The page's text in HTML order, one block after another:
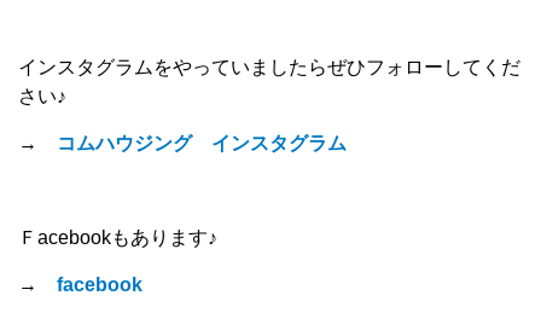
インスタグラムをやっていましたらぜひフォローしてくだ
さい♪
→ コムハウジング インスタグラム
Ｆacebookもあります♪
→ facebook